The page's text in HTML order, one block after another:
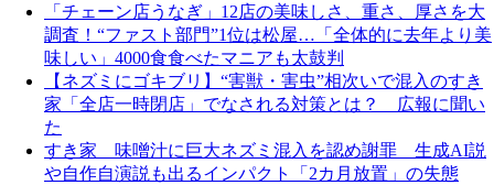
「チェーン店うなぎ」12店の美味しさ、重さ、厚さを大
調査！“ファスト部門”1位は松屋…「全体的に去年より美
味しい」4000食食べたマニアも太鼓判
【ネズミにゴキブリ】“害獣・害虫”相次いで混入のすき
家「全店一時閉店」でなされる対策とは？ 広報に聞い
た
すき家 味噌汁に巨大ネズミ混入を認め謝罪 生成AI説
や自作自演説も出るインパクト「2カ月放置」の失態